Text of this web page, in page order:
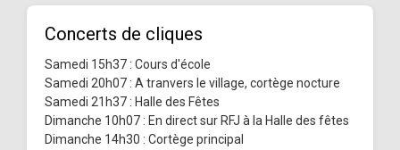
Concerts de cliques
Samedi 15h37 : Cours d'école
Samedi 20h07 : A tranvers le village, cortège nocture
Samedi 21h37 : Halle des Fêtes
Dimanche 10h07 : En direct sur RFJ à la Halle des fêtes
Dimanche 14h30 : Cortège principal